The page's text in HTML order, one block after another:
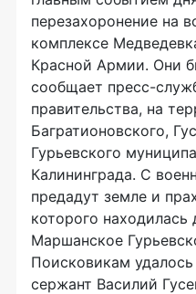
перезахоронение на
комплексе
Красной Армии. Они
сообщает пресс-
правительства, на
Багратионовского,
Гурьевского
Калининграда. С
предадут земле и
которого
Маршанское
Поисковикам
сержант Василий